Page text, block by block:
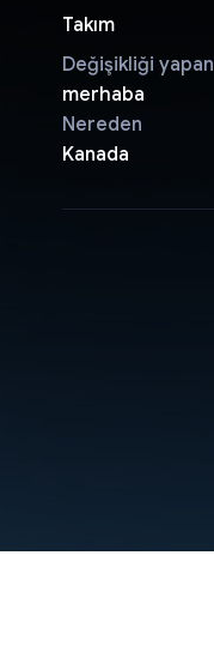
Takım
Değişikliği yapan
merhaba
Nereden
Kanada